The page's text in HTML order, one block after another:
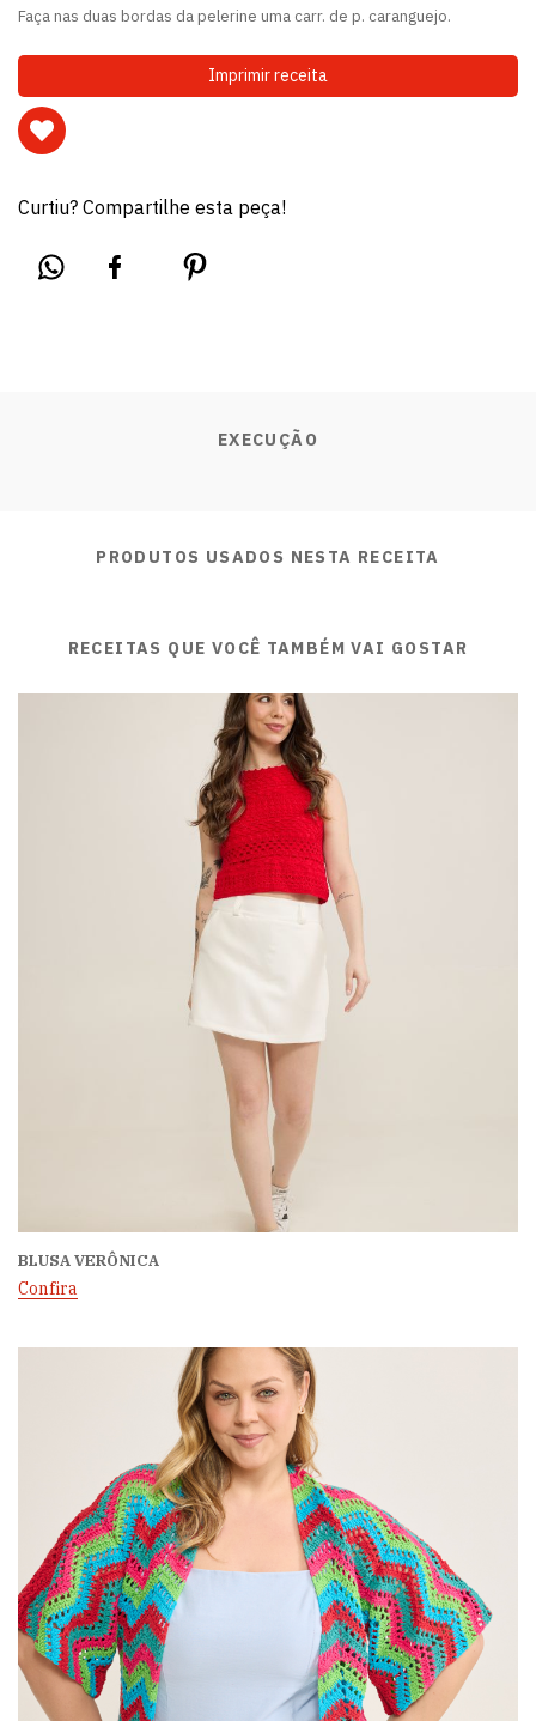
Faça nas duas bordas da pelerine uma carr. de p. caranguejo.
Imprimir receita
Curtiu? Compartilhe esta peça!
EXECUÇÃO
PRODUTOS USADOS NESTA RECEITA
RECEITAS QUE VOCÊ TAMBÉM VAI GOSTAR
BLUSA VERÔNICA
Confira